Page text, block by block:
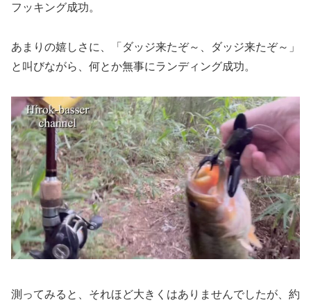
フッキング成功。
あまりの嬉しさに、「ダッジ来たぞ～、ダッジ来たぞ～」
と叫びながら、何とか無事にランディング成功。
測ってみると、それほど大きくはありませんでしたが、約